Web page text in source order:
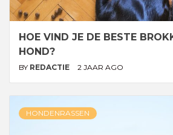
HOE VIND JE DE BESTE
HOND?
BY REDACTIE 2 JAAR AGO
HONDENRASSEN